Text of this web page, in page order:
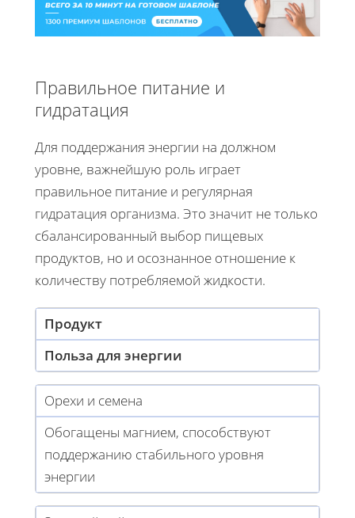
Правильное питание и
гидратация
Для поддержания энергии на должном
уровне, важнейшую роль играет
правильное питание и регулярная
гидратация организма. Это значит не только
сбалансированный выбор пищевых
продуктов, но и осознанное отношение к
количеству потребляемой жидкости.
Продукт
Польза для энергии
Орехи и семена
Обогащены магнием, способствуют
поддержанию стабильного уровня
энергии